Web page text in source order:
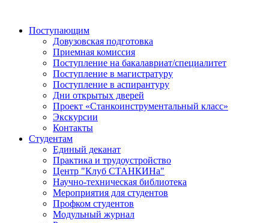
Поступающим
Довузовская подготовка
Приемная комиссия
Поступление на бакалавриат/специалитет
Поступление в магистратуру
Поступление в аспирантуру
Дни открытых дверей
Проект «Станкоинструментальный класс»
Экскурсии
Контакты
Студентам
Единый деканат
Практика и трудоустройство
Центр "Клуб СТАНКИНа"
Научно-техническая библиотека
Мероприятия для студентов
Профком студентов
Модульный журнал